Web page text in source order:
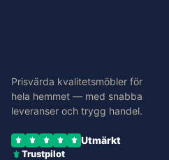
Prisvärda kvalitetsmöbler för
hela hemmet — med snabba
leveranser och trygg handel.
Utmärkt
Trustpilot